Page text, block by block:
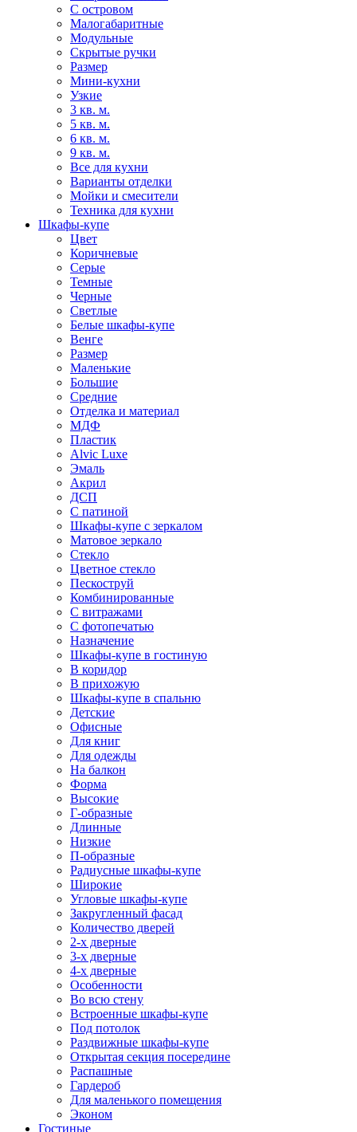
С островом
Малогабаритные
Модульные
Скрытые ручки
Размер
Мини-кухни
Узкие
3 кв. м.
5 кв. м.
6 кв. м.
9 кв. м.
Все для кухни
Варианты отделки
Мойки и смесители
Техника для кухни
Шкафы-купе
Цвет
Коричневые
Серые
Темные
Черные
Светлые
Белые шкафы-купе
Венге
Размер
Маленькие
Большие
Средние
Отделка и материал
МДФ
Пластик
Alvic Luxe
Эмаль
Акрил
ДСП
С патиной
Шкафы-купе с зеркалом
Матовое зеркало
Стекло
Цветное стекло
Пескоструй
Комбинированные
С витражами
С фотопечатью
Назначение
Шкафы-купе в гостиную
В коридор
В прихожую
Шкафы-купе в спальню
Детские
Офисные
Для книг
Для одежды
На балкон
Форма
Высокие
Г-образные
Длинные
Низкие
П-образные
Радиусные шкафы-купе
Широкие
Угловые шкафы-купе
Закругленный фасад
Количество дверей
2-х дверные
3-х дверные
4-х дверные
Особенности
Во всю стену
Встроенные шкафы-купе
Под потолок
Раздвижные шкафы-купе
Открытая секция посередине
Распашные
Гардероб
Для маленького помещения
Эконом
Гостиные